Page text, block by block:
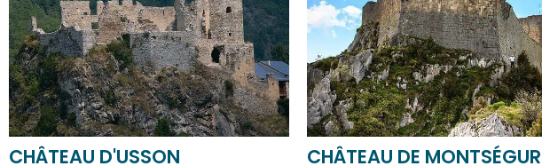
CHÂTEAU D'USSON CHÂTEAU DE MONTSÉGUR